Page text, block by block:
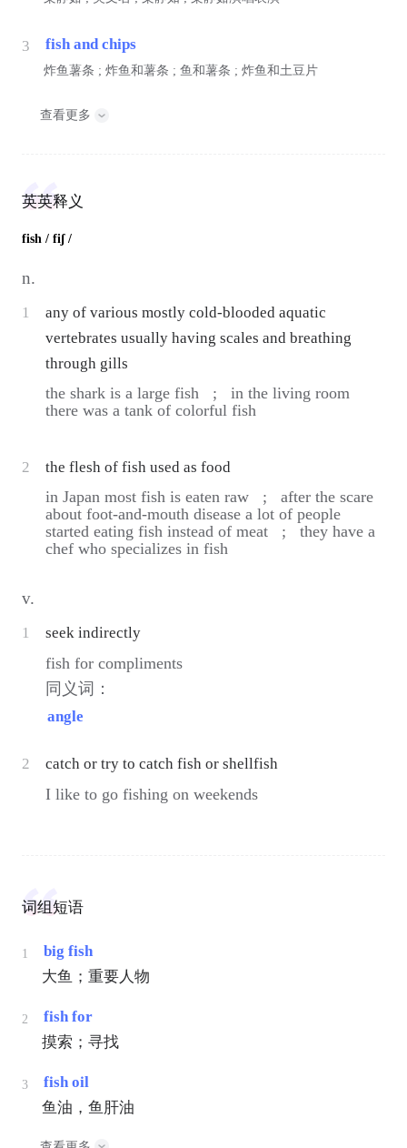
3 fish and chips
炸鱼薯条 ; 炸鱼和薯条 ; 鱼和薯条 ; 炸鱼和土豆片
查看更多
英英释义
fish / fiʃ /
n.
1
any of various mostly cold-blooded aquatic
vertebrates usually having scales and breathing
through gills
the shark is a large fish ;
in the living room
there was a tank of colorful fish
2 the flesh of fish used as food
in Japan most fish is eaten raw ;
after the scare
about foot-and-mouth disease a lot of people
started eating fish instead of meat ;
they have a
chef who specializes in fish
v.
1 seek indirectly
fish for compliments
同义词：
angle
2 catch or try to catch fish or shellfish
I like to go fishing on weekends
词组短语
1
big fish
大鱼；重要人物
2
fish for
摸索；寻找
3
fish oil
鱼油，鱼肝油